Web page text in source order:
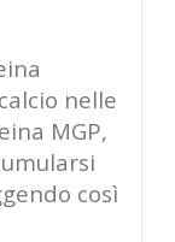
nelle
MGP,
così